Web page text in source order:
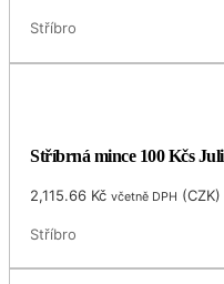
Stříbro
Stříbrná mince 100 Kčs
2,115.66 Kč včetně DPH (CZK)
Stříbro